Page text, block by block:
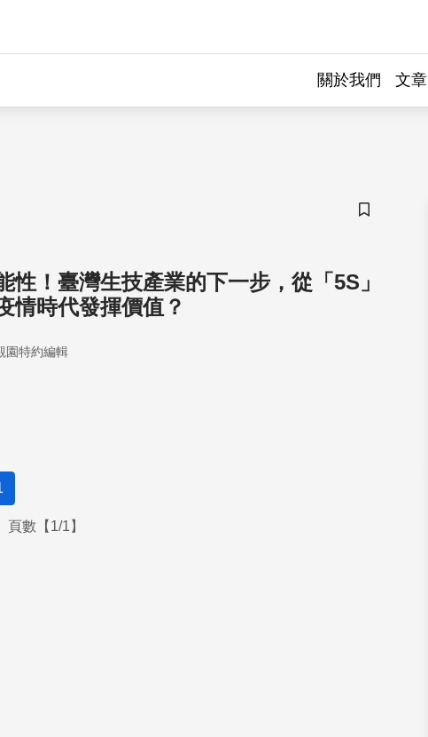
關於我們 文章
儲存書籤
性！臺灣生技產業的下一步，從「5S」
情時代發揮價值？
園特約編輯
數【1/1】